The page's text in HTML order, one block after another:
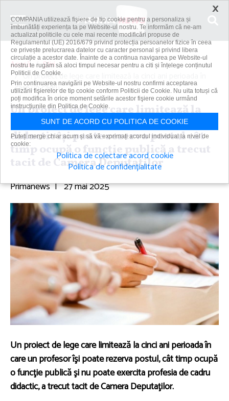
Acasă
Știri
Un proiect de lege care limitează la cinci ani perioada în
care un cadru...
Un proiect de lege care limitează la
cinci ani perioada în care un cadru
didactic îşi poate rezerva postul cât
timp ocupă o funcţie publică a trecut
tacit de Camera Deputaţilor
Primanews | 27 mai 2025
Un proiect de lege care limitează la cinci ani perioada în
care un profesor îşi poate rezerva postul, cât timp ocupă
o funcţie publică şi nu poate exercita profesia de cadru
didactic, a trecut tacit de Camera Deputaţilor.
×
COMPANIA utilizează fişiere de tip cookie pentru a personaliza și
îmbunătăți experiența ta pe Website-ul nostru. Te informăm că ne-am
actualizat politicile cu cele mai recente modificări propuse de
Regulamentul (UE) 2016/679 privind protecția persoanelor fizice în ceea
ce privește prelucrarea datelor cu caracter personal și privind libera
circulație a acestor date. Înainte de a continua navigarea pe Website-ul
nostru te rugăm să aloci timpul necesar pentru a citi și înțelege conținutul
Politicii de Cookie.
Prin continuarea navigării pe Website-ul nostru confirmi acceptarea
utilizării fişierelor de tip cookie conform Politicii de Cookie. Nu uita totuși că
poți modifica în orice moment setările acestor fişiere cookie urmând
instrucțiunile din Politica de Cookie.
SUNT DE ACORD CU POLITICA DE COOKIE
Puteți merge chiar acum și să vă exprimați acordul individual la nivel de
cookie:
Politica de colectare acord cookie
Politica de confidențialitate